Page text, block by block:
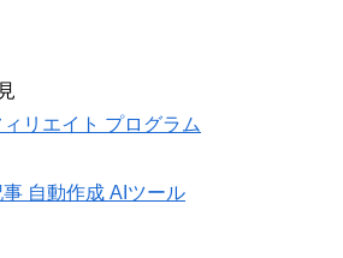
リエイト プログラム
自動作成 AIツール